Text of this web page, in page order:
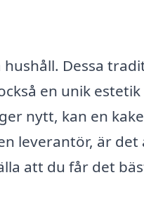
Dessa
en unik estetik
nytt, kan en
leverantör, är det
att du får det